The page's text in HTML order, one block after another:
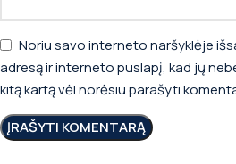
Noriu savo interneto naršyklėje
adresą ir interneto puslapį, kad jų
kitą kartą vėl norėsiu parašyti